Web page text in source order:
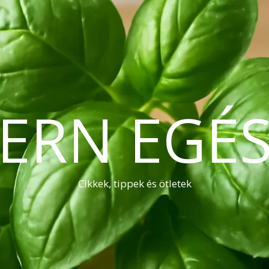
Cikkek, tippek és ötletek